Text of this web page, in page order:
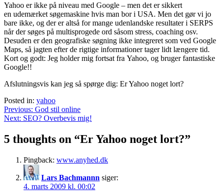
Yahoo er ikke på niveau med Google – men det er sikkert
en udemærket søgemaskine hvis man bor i USA. Men det gør vi jo
bare ikke, og der er altså for mange udenlandske resultater i SERPS
når der søges på multisprogede ord såsom stress, coaching osv.
Desuden er den geografiske søgning ikke integreret som ved Google
Maps, så jagten efter de rigtige informationer tager lidt længere tid.
Kort og godt: Jeg holder mig fortsat fra Yahoo, og bruger fantastiske
Google!!
Afslutningsvis kan jeg så spørge dig: Er Yahoo noget lort?
Posted in: yahoo
Indlægsnavigation
Previous: God stil online
Next: SEO? Overbevis mig!
5 thoughts on “Er Yahoo noget lort?”
Pingback: www.anyhed.dk
Lars Bachmannn siger:
4. marts 2009 kl. 00:02